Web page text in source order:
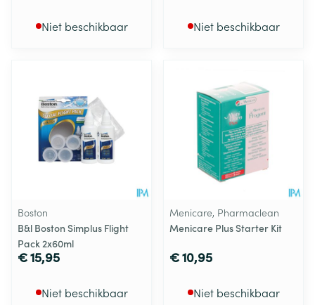
Niet beschikbaar Niet beschikbaar
Boston
B&l Boston Simplus Flight
Pack 2x60ml
€ 15,95
Niet beschikbaar
Menicare, Pharmaclean
Menicare Plus Starter Kit
€ 10,95
Niet beschikbaar